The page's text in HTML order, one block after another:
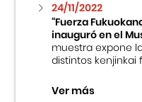
24/11/2022
“Fuerza
inauguró en el
muestra expone
distintos kenjinkai
Ver más